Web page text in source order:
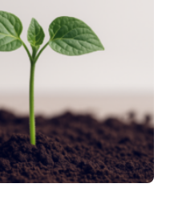
werden und trägt
primaevus. Dieser erste
in Bernstein
einer
dar, denn…